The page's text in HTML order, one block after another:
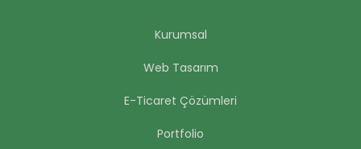
Kurumsal
Web Tasarım
E-Ticaret Çözümleri
Portfolio